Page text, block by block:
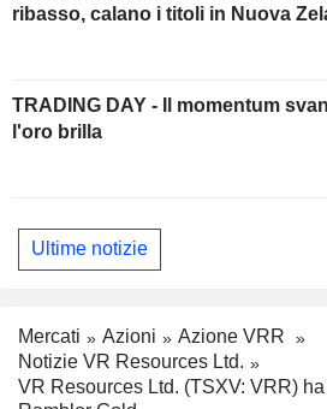
ribasso, calano i titoli in Nuova
TRADING DAY - Il momentum
l'oro brilla
Ultime notizie
Mercati Azioni
Azione VRR
Notizie VR Resources Ltd.
VR Resources Ltd. (TSXV: VRR)